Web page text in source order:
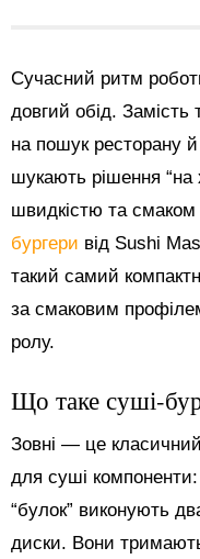
Сучасний ритм
довгий обід.
на пошук ресторану
шукають рішення “на
швидкістю та
бургери від Sushi
такий самий
за смаковим
ролу.
Що таке суші-
Зовні — це
для суші
“булок” виконують
диски. Вони